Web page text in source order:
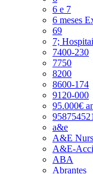
6 e 7
6 meses
69
7;
7400-230
7750
8200
8600-174
9120-000
95.000€
958754521
a&e
A&E
A&E-
ABA
Abrantes